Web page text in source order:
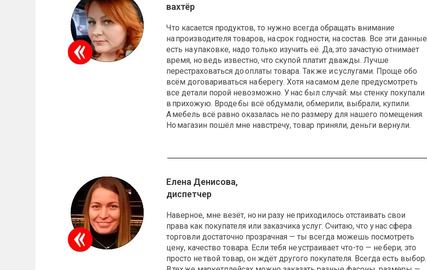
вахтёр
Что касается продуктов, то нужно всегда обращать внимание
на производителя товаров, на срок годности, на состав. Все эти данные
есть на упаковке, надо только изучить её. Да, это зачастую отнимает
время, но ведь известно, что скупой платит дважды. Лучше
перестраховаться до оплаты товара. Так же и с услугами. Проще обо
всём договариваться на берегу. Хотя на самом деле предусмотреть
все детали порой невозможно. У нас был случай: мы стенку покупали
в прихожую. Вроде бы всё обдумали, обмерили, выбрали, купили.
А мебель всё равно оказалась не по размеру для нашего помещения.
Но магазин пошёл мне навстречу, товар приняли, деньги вернули.
Елена Денисова,
диспетчер
Наверное, мне везёт, но ни разу не приходилось отстаивать свои
права как покупателя или заказчика услуг. Считаю, что у нас сфера
торговли достаточно прозрачная — ты всегда можешь посмотреть
цену, качество товара. Если тебя не устраивает что-то — не бери, это
просто не твой товар, он ждёт другого покупателя. Всегда есть выбор.